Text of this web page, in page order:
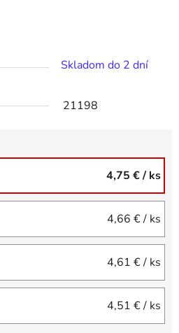
Skladom do 2 dní
21198
4,75 €/ ks
4,66 €/ ks
4,61 €/ ks
4,51 €/ ks